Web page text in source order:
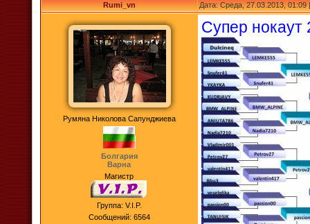
Rumi_vn Дата: Среда, 27.03.2013,
Румяна Николова Сапунджиева
Болгария
Варна
Магистр
Группа: V.I.P.
Сообщений: 6564
Супер нокаут